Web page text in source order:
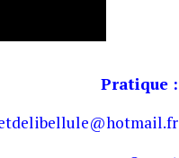
Pratique :